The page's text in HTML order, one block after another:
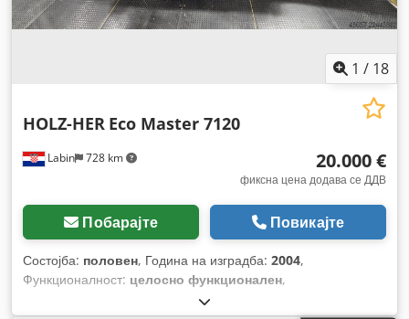
1 / 18
Labin 728 km
HOLZ-HER Eco Master 7120
20.000 €
фиксна цена додава се ДДВ
Побарајте Повикајте
Состојба: половен, Година на изградба: 2004,
Функционалност: целосно функционален,